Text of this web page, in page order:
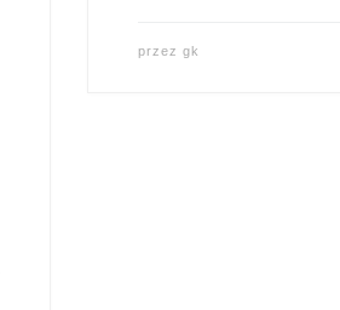
przez gk